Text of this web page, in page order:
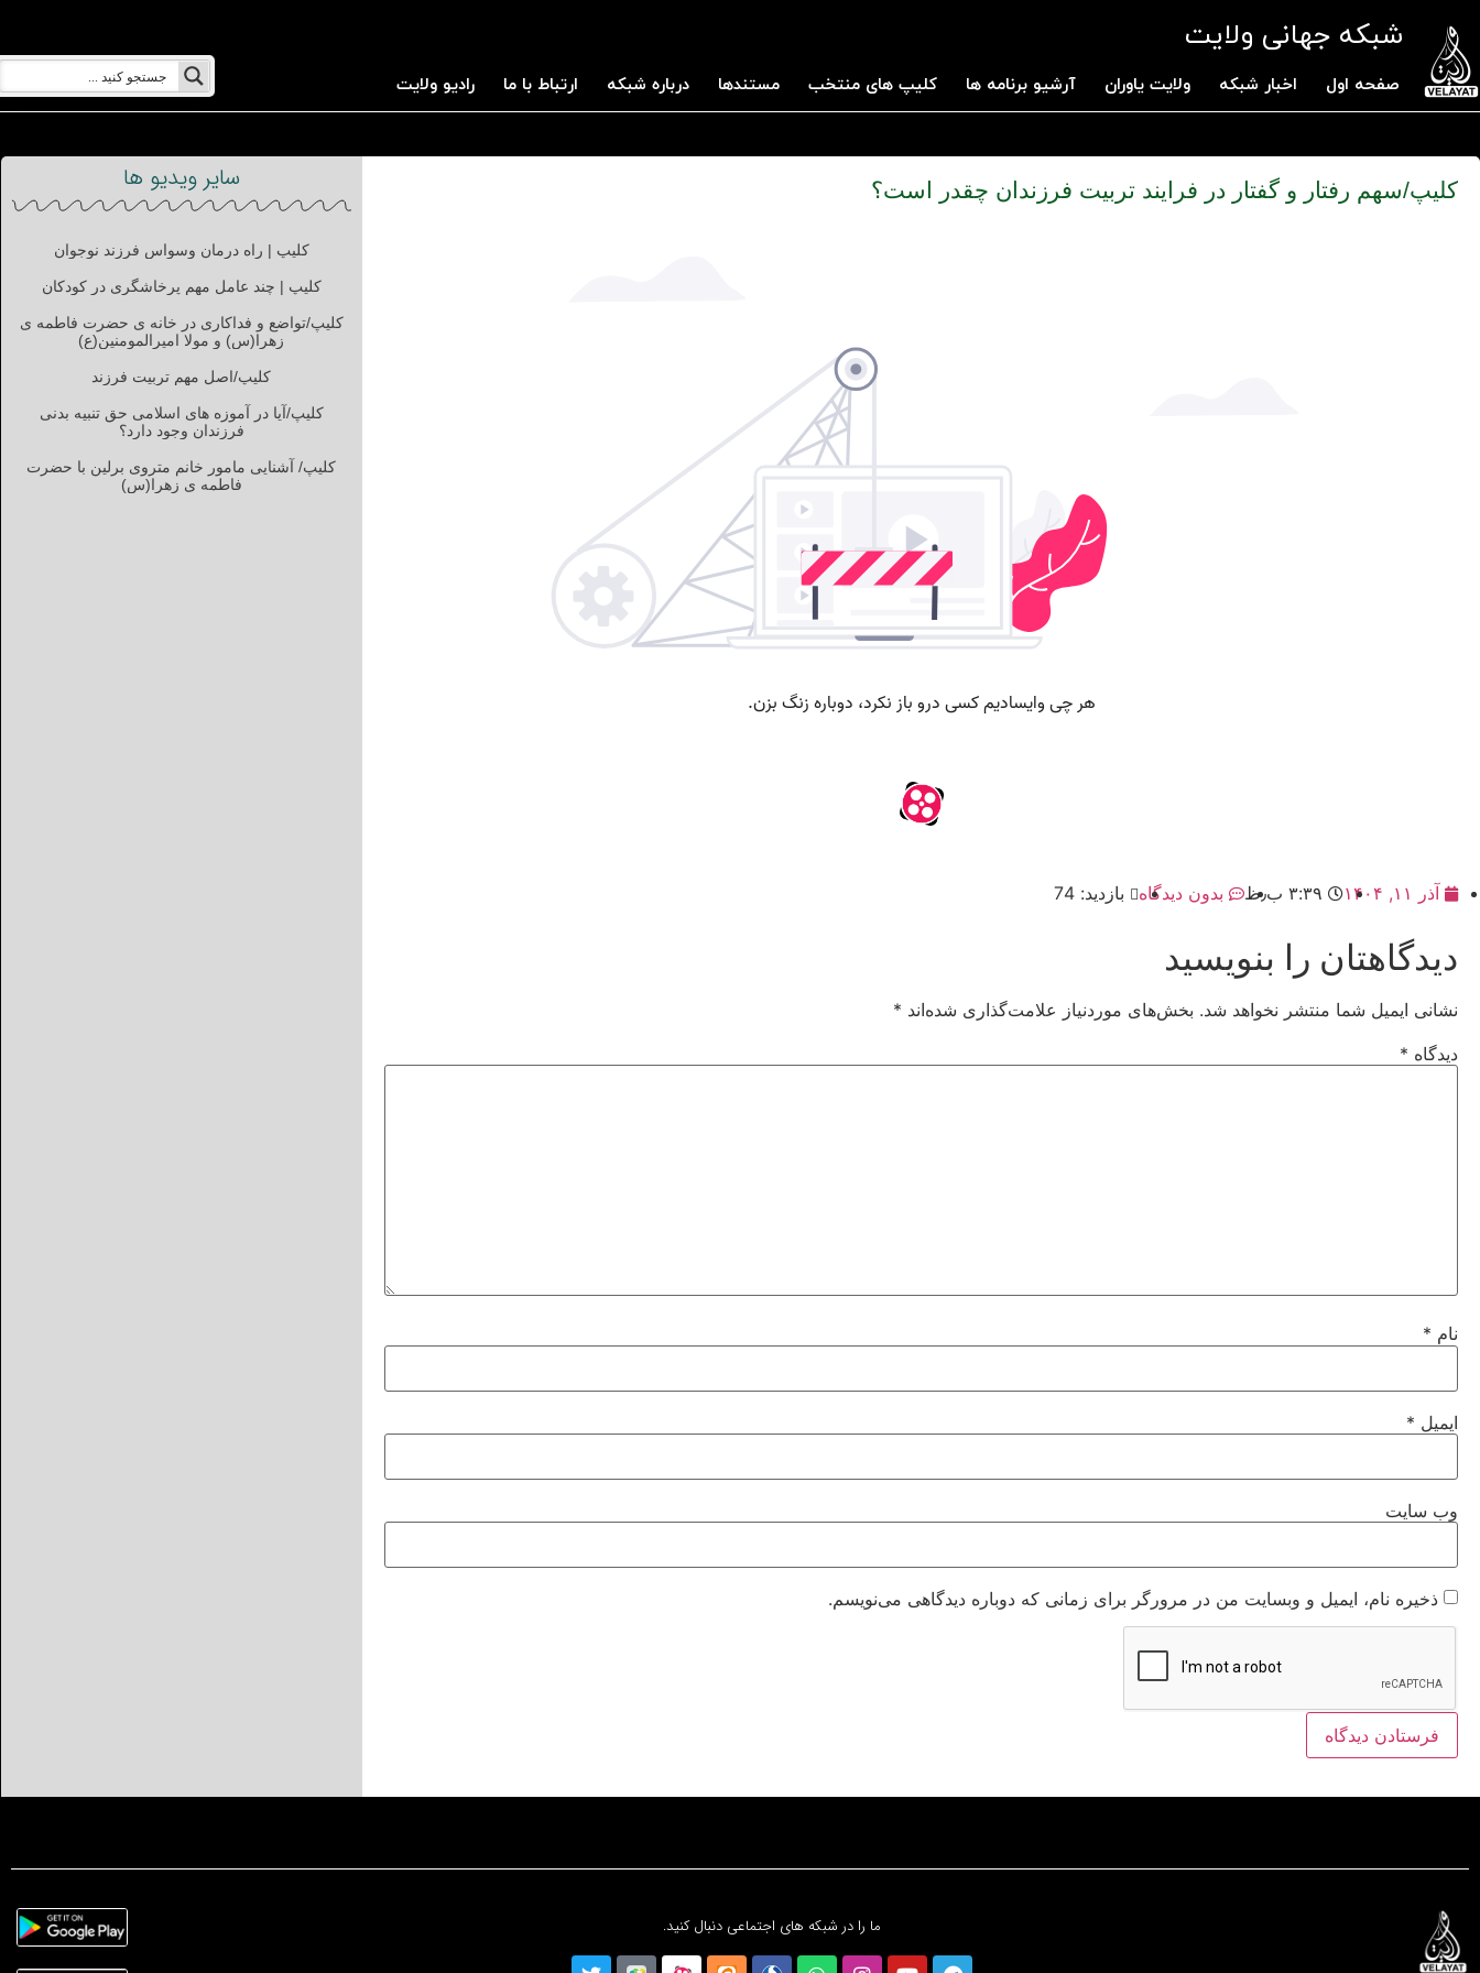
شبکه جهانی ولایت
صفحه اول اخبار شبکه ولایت یاوران آرشیو برنامه ها کلیپ های منتخب مستندها درباره شبکه ارتباط با ما رادیو ولایت
کلیپ/سهم رفتار و گفتار در فرایند تربیت فرزندان چقدر است؟
آذر ۱۱, ۱۴۰۴ ۳:۳۹ ب٫ظ بدون دیدگاه بازدید: 74
دیدگاهتان را بنویسید
نشانی ایمیل شما منتشر نخواهد شد. بخش‌های موردنیاز علامت‌گذاری شده‌اند *
دیدگاه *
نام *
ایمیل *
وب‌ سایت
ذخیره نام، ایمیل و وبسایت من در مرورگر برای زمانی که دوباره دیدگاهی می‌نویسم.
سایر ویدیو ها
کلیپ | راه درمان وسواس فرزند نوجوان
کلیپ | چند عامل مهم پرخاشگری در کودکان
کلیپ/تواضع و فداکاری در خانه ی حضرت فاطمه ی
زهرا(س) و مولا امیرالمومنین(ع)
کلیپ/اصل مهم تربیت فرزند
کلیپ/آیا در آموزه های اسلامی حق تنبیه بدنی
فرزندان وجود دارد؟
کلیپ/ آشنایی مامور خانم متروی برلین با حضرت
فاطمه ی زهرا(س)
ما را در شبکه های اجتماعی دنبال کنید.